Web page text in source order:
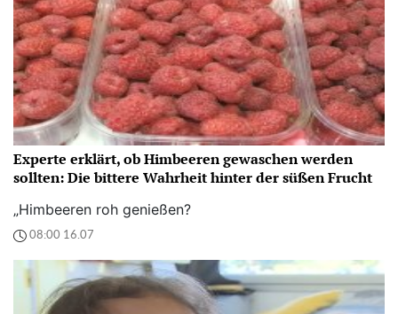
Experte erklärt, ob Himbeeren gewaschen werden
sollten: Die bittere Wahrheit hinter der süßen Frucht
„Himbeeren roh genießen?
08:00 16.07